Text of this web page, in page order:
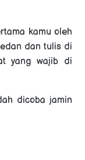
kamu oleh
dan tulis di
yang wajib di
dicoba jamin